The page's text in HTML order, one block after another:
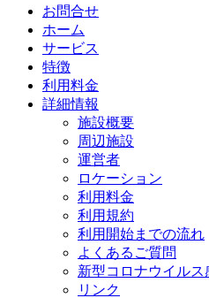
お問合せ
ホーム
サービス
特徴
利用料金
詳細情報
施設概要
周辺施設
運営者
ロケーション
利用料金
利用規約
利用開始までの流れ
よくあるご質問
新型コロナウイルス
リンク